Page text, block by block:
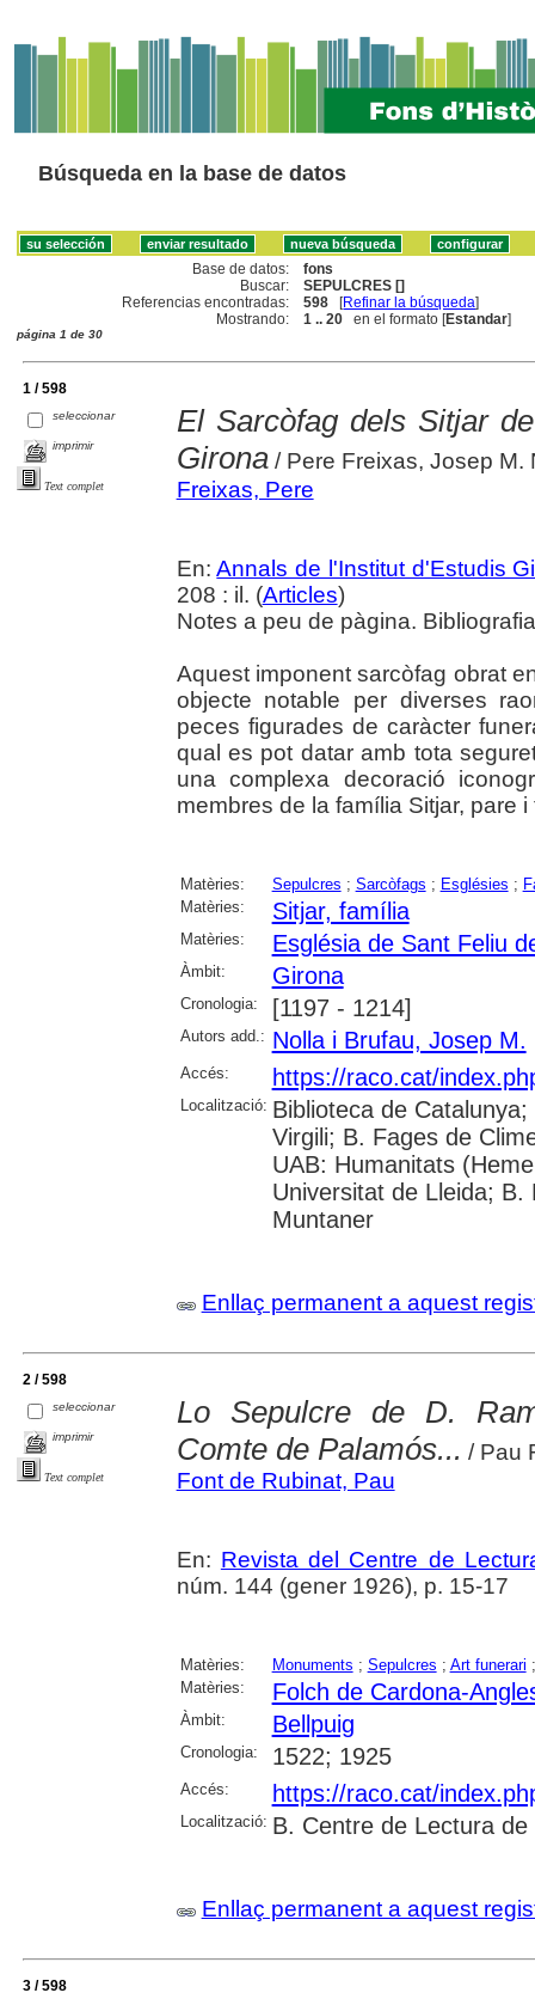
Búsqueda en la base de datos
Base de datos:
fons
Buscar:
SEPULCRES []
Referencias encontradas:
598 [Refinar la búsqueda]
Mostrando:
1 .. 20 en el formato [Estandar]
página 1 de 30
1 / 598
seleccionar
imprimir
Text complet
El Sarcòfag dels Sitjar
Girona/ Pere Freixas, Josep M.
Freixas, Pere
En:Annals de l'Institut d'Estudis
208 : il. (Articles)
Notes a peu de pàgina.
Aquest imponent sarcòfag obrat
objecte notable per diverses
peces figurades de caràcter
qual es pot datar amb tota
una complexa decoració
membres de la família Sitjar, pare
Matèries: Sepulcres ; Sarcòfags ; Esglésies ;
Matèries:
Sitjar, família
Matèries: Església de Sant Feliu
Àmbit: Girona
Cronologia: [1197 - 1214]
Autors add.: Nolla i Brufau, Josep M.
Accés: https://raco.cat/
Localització: Biblioteca de
Virgili; B. Fages de
UAB: Humanitats
Universitat de Lleida;
Muntaner
Enllaç permanent a aquest
2 / 598
seleccionar
imprimir
Text complet
Lo Sepulcre de D.
Comte de Palamós... / Pau
Font de Rubinat, Pau
En: Revista del Centre de
núm. 144 (gener 1926), p. 15-17
Matèries: Monuments ; Sepulcres ; Art funerari
Matèries:
Folch de Cardona-
Àmbit: Bellpuig
Cronologia: 1522; 1925
Accés: https://raco.cat/
Localització: B. Centre de Lectura de
Enllaç permanent a aquest
3 / 598